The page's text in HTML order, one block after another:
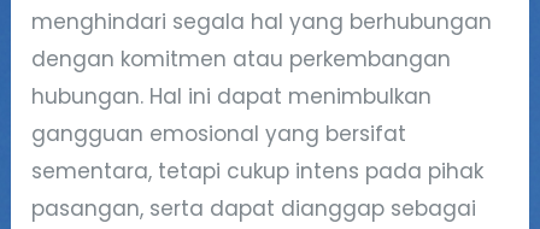
menghindari segala hal yang berhubungan
dengan komitmen atau perkembangan
hubungan. Hal ini dapat menimbulkan
gangguan emosional yang bersifat
sementara, tetapi cukup intens pada pihak
pasangan, serta dapat dianggap sebagai